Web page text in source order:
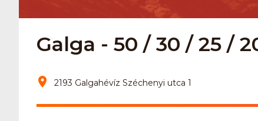
Galga - 50 / 30 / 25 /
2193 Galgahévíz Széchenyi utca 1